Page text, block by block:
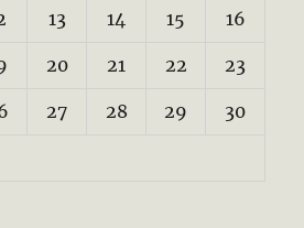
13 14 15 16
20 21 22 23
27 28 29 30